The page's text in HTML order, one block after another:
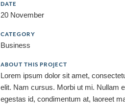
DATE
20 November
CATEGORY
Business
ABOUT THIS PROJECT
Lorem ipsum dolor sit amet,
elit. Nam cursus. Morbi ut mi. Nullam
egestas id, condimentum at, laoreet